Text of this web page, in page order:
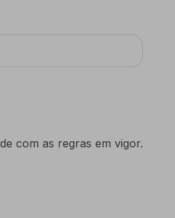
com as regras em vigor.